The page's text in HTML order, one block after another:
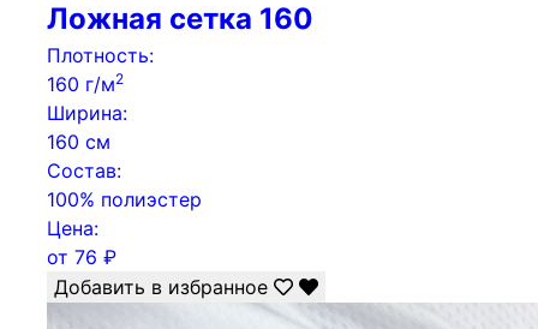
Ложная сетка 160
Плотность:
160 г/м2
Ширина:
160 см
Состав:
100% полиэстер
Цена:
от 76 ₽
Добавить в избранное